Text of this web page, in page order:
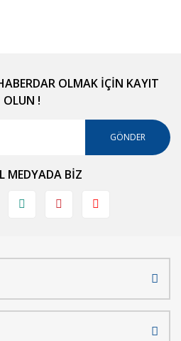
OLMAK İÇİN KAYIT
OLUN !
GÖNDER
MEDYADA BİZ